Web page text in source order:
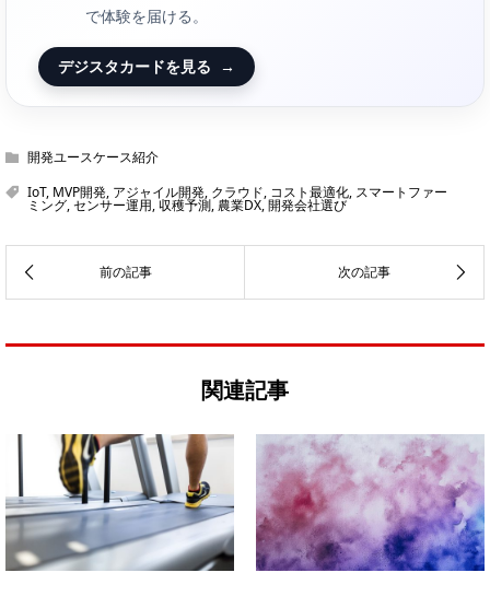
で体験を届ける。
デジスタカードを見る →
開発ユースケース紹介
IoT, MVP開発, アジャイル開発, クラウド, コスト最適化, スマートファー
ミング,センサー運用,収穫予測, 農業DX,開発会社選び
関連記事